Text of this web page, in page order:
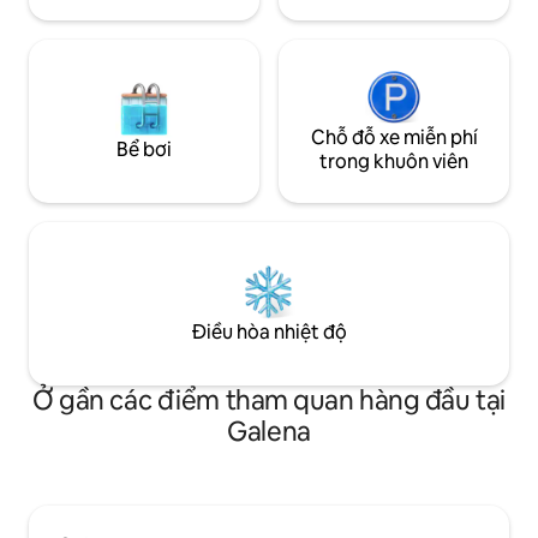
Bể bơi
Chỗ đỗ xe miễn phí
trong khuôn viên
Điều hòa nhiệt độ
Ở gần các điểm tham quan hàng đầu tại
Galena